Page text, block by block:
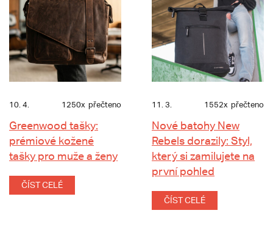
10. 4. 1250x přečteno
Greenwood tašky:
prémiové kožené
tašky pro muže a ženy
ČÍST CELÉ
11. 3. 1552x přečteno
Nové batohy New
Rebels dorazily: Styl,
který si zamilujete na
první pohled
ČÍST CELÉ